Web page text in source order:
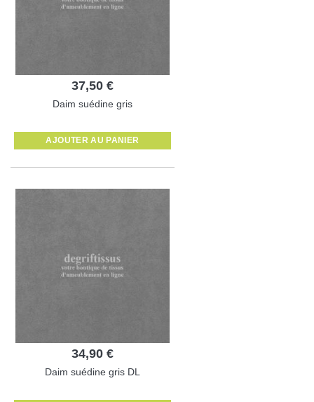
37,50 €
Daim suédine gris
AJOUTER AU PANIER
34,90 €
Daim suédine gris DL